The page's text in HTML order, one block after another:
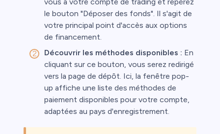
le bouton "Déposer des fonds". Il s'agit de
votre principal point d'accès aux options
de financement.
Découvrir les méthodes disponibles : En
cliquant sur ce bouton, vous serez redirigé
vers la page de dépôt. Ici, la fenêtre pop-
up affiche une liste des méthodes de
paiement disponibles pour votre compte,
adaptées au pays d'enregistrement.